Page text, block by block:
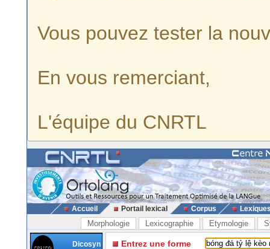
Vous pouvez tester la
En vous remerciant,
L'équipe du CNRTL
Accueil Portail lexical Corpus
Morphologie Lexicographie Etymologie
Dicosyn
Entrez une forme